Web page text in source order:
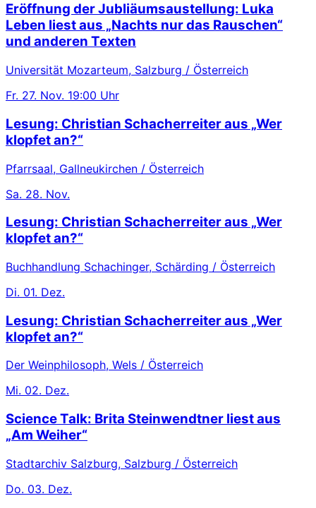
Eröffnung der Jubliäumsaustellung: Luka
Leben liest aus „Nachts nur das Rauschen“
und anderen Texten
Universität Mozarteum, Salzburg / Österreich
Fr. 27. Nov. 19:00 Uhr
Lesung: Christian Schacherreiter aus „Wer
klopfet an?“
Pfarrsaal, Gallneukirchen / Österreich
Sa. 28. Nov.
Lesung: Christian Schacherreiter aus „Wer
klopfet an?“
Buchhandlung Schachinger, Schärding / Österreich
Di. 01. Dez.
Lesung: Christian Schacherreiter aus „Wer
klopfet an?“
Der Weinphilosoph, Wels / Österreich
Mi. 02. Dez.
Science Talk: Brita Steinwendtner liest aus
„Am Weiher“
Stadtarchiv Salzburg, Salzburg / Österreich
Do. 03. Dez.